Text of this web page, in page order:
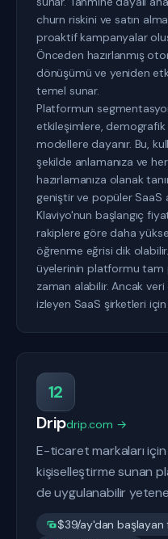
churn riskini ve satın alma
proaktif kampanyalar
Önceden hazırlanmış
dönüşümü ve yeniden
temel sunar.
Platformun
etkileşimlere,
modellere dayanır. Bu,
şekilde anlamanıza ve
hazırlamanıza olanak
geniştir ve popüler SaaS
Klaviyo'nun başlangıç
rakiplere göre daha
öğrenme eğrisi dik
üyelerinin platformu tam
zaman alabilir. Ancak
izleyen SaaS şirketleri
12
Dripdrip.com →
E-ticaret markaları
kişiselleştirme sunan
de uygulanabilir
$39/ay'dan başlayan